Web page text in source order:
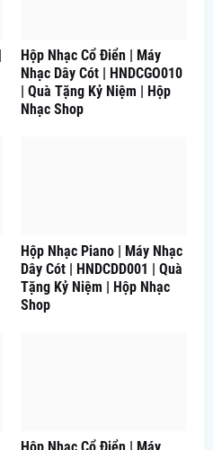
Hộp Nhạc Cổ Điển | Máy
Nhạc Dây Cót | HNDCGO010
| Quà Tặng Kỷ Niệm | Hộp
Nhạc Shop
Hộp Nhạc Piano | Máy Nhạc
Dây Cót | HNDCDD001 | Quà
Tặng Kỷ Niệm | Hộp Nhạc
Shop